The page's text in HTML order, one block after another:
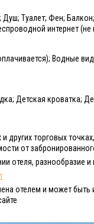
Туалет; Фен;
интернет
Водные
Детская кроватка;
других торговых
от
отеля, разнообразие
отелем и может